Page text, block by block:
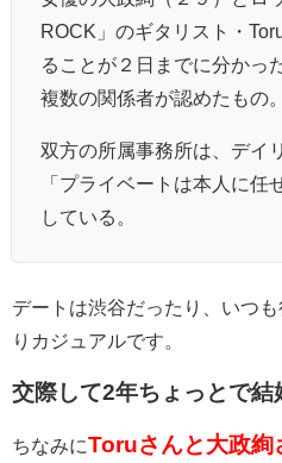
ROCK」のギタリスト・
ることが２日までに分かっ
複数の関係者が認めたもの。
双方の所属事務所は、デイ
「プライベートは本人に任
している。
デートは渋谷だったり、いつ
りカジュアルです。
交際して2年ちょっとで結
ちなみにToruさんと大政絢